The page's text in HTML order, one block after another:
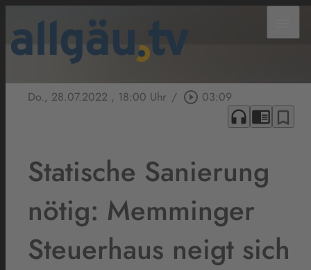
Do., 28.07.2022 , 18:00 Uhr / play_circle_outline 03:09
headphones chrome_reader_mode bookmark_border
Statische Sanierung
nötig: Memminger
Steuerhaus neigt sich